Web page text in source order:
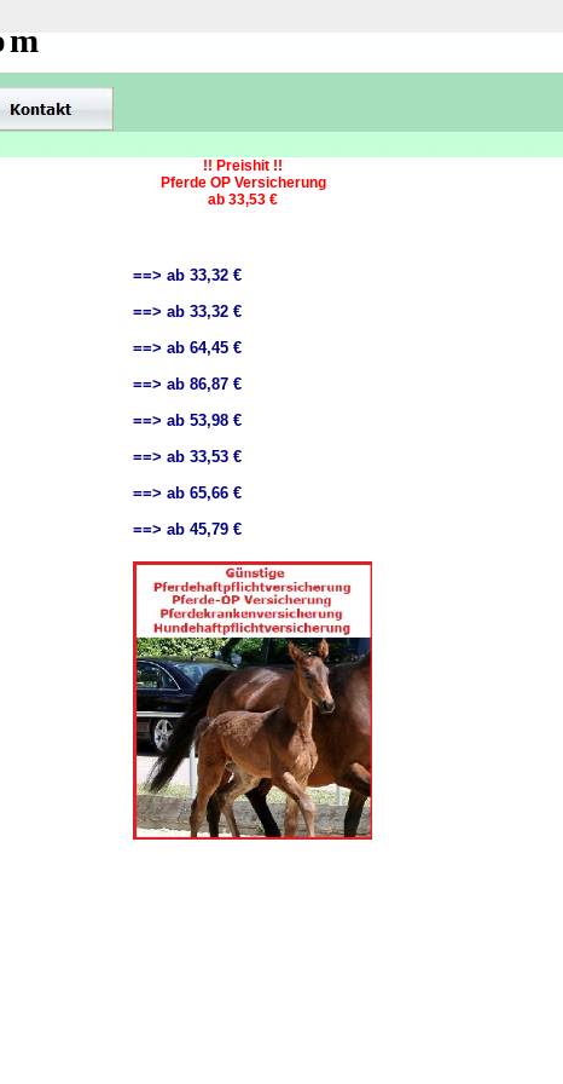
==> ab 33,32 €
==> ab 33,32 €
==> ab 64,45 €
==> ab 86,87 €
==> ab 53,98 €
==> ab 33,53 €
==> ab 65,66 €
==> ab 45,79 €
!! Preishit !!
Pferde OP Versicherung
ab 33,53 €